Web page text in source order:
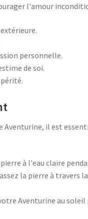
l'amour
personnelle.
de soi.
il est
à l'eau claire
la pierre à travers
Aventurine au